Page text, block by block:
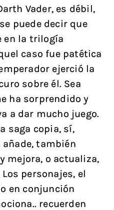
Vader, es débil,
puede decir que
en la trilogía
caso fue patética
ejerció la
sobre él. Sea
ha sorprendido y
a dar mucho juego.
saga copia, sí,
también
mejora, o actualiza,
personajes, el
en conjunción
recuerden